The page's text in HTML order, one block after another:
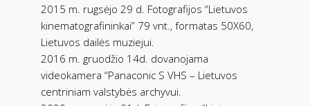
2015 m. rugsėjo 29 d. Fotografijos “Lietuvos
kinematografininkai” 79 vnt., formatas 50X60,
Lietuvos dailės muziejui.
2016 m. gruodžio 14d. dovanojama
videokamera “Panaconic S VHS – Lietuvos
centriniam valstybės archyvui.